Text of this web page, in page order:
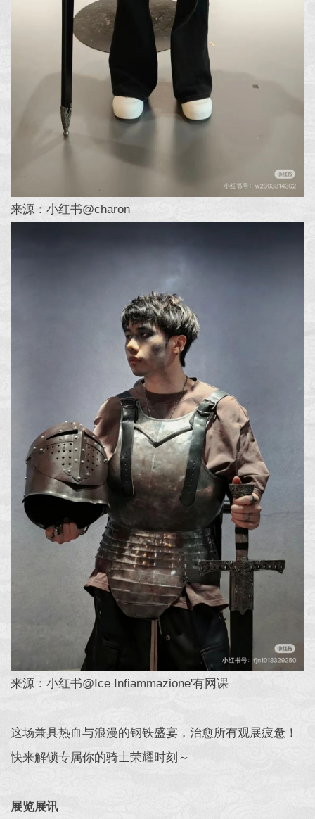
来源：小红书@charon
来源：小红书@Ice Infiammazione'有网课
这场兼具热血与浪漫的钢铁盛宴，治愈所有观展疲惫！
快来解锁专属你的骑士荣耀时刻～
展览展讯